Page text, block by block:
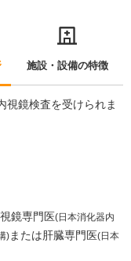
施設・設備の特徴
視鏡検査を受けられま
鏡専門医(日本消化器内
) または肝臓専門医(日本